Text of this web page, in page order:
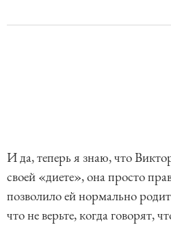
И да, теперь я знаю, что
своей «диете», она просто
позволило ей нормально
что не верьте, когда говорят,